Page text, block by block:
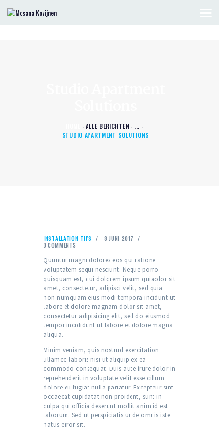
ALLE BERICHTEN
...
STUDIO APARTMENT SOLUTIONS
INSTALLATION TIPS
8 JUNI 2017
0 COMMENTS
Quuntur magni dolores eos qui ratione
voluptatem sequi nesciunt. Neque porro
quisquam est, qui dolorem ipsum quiaolor sit
amet, consectetur, adipisci velit, sed quia
non numquam eius modi tempora incidunt ut
labore et dolore magnam dolor sit amet,
consectetur adipisicing elit, sed do eiusmod
tempor incididunt ut labore et dolore magna
aliqua.
Minim veniam, quis nostrud exercitation
ullamco laboris nisi ut aliquip ex ea
commodo consequat. Duis aute irure dolor in
reprehenderit in voluptate velit esse cillum
dolore eu fugiat nulla pariatur. Excepteur sint
occaecat cupidatat non proident, sunt in
culpa qui officia deserunt mollit anim id est
laborum. Sed ut perspiciatis unde omnis iste
natus error sit.